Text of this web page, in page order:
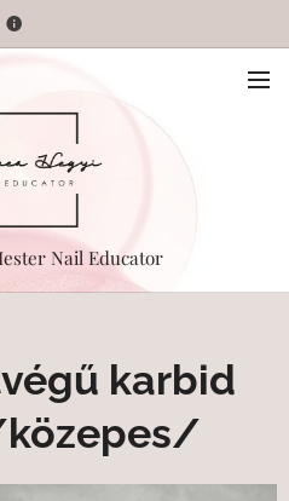
Nail Educator
karbid